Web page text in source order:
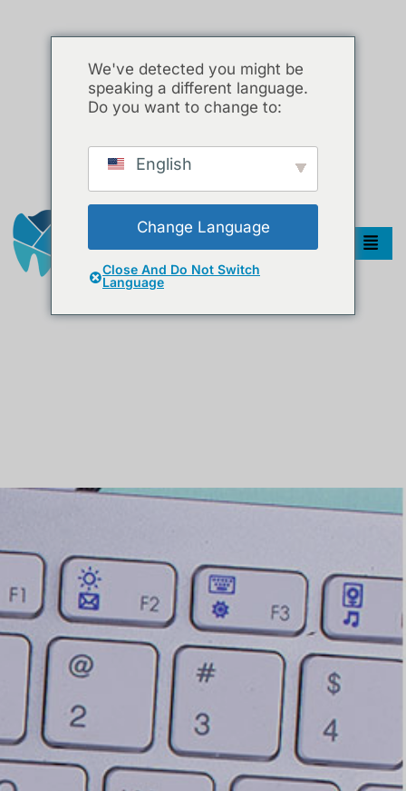
We've detected you might be
speaking a different language.
Do you want to change to:
English
Change Language
Close And Do Not Switch
Language